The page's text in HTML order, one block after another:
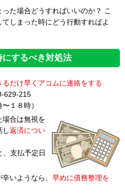
た場合どうすればいいのか？ こ
しまった時にどう行動すればよ
するべき対処法
るだけ早くアコムに連絡をする
215
１８時）
場合は無視を
し返済につい
支払予定日
いようなら、 早めに債務整理を